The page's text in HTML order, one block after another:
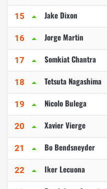
15 Jake Dixon
16 Jorge Martin
17 Somkiat Chantra
18 Tetsuta Nagashima
19 Nicolo Bulega
20 Xavier Vierge
21 Bo Bendsneyder
22 Iker Lecuona